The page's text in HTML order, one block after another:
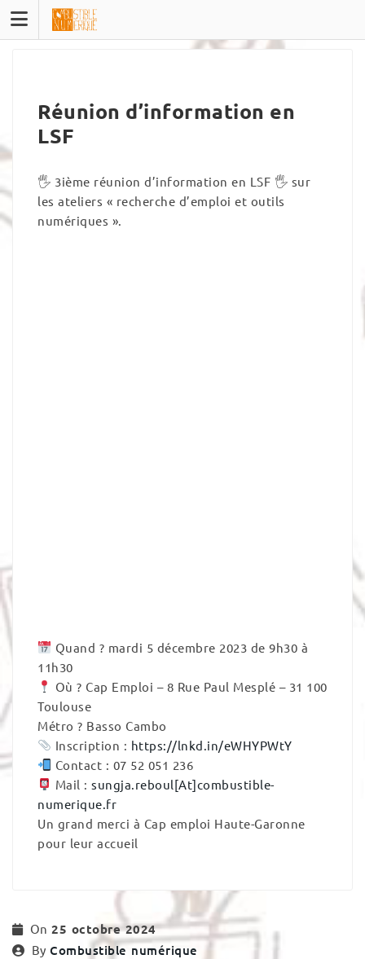
content
Réunion d’information en
LSF
🖐 3ième réunion d’information en LSF 🖐 sur
les ateliers « recherche d’emploi et outils
numériques ».
Quand ? mardi 5 décembre 2023 de 9h30 à
11h30
Où ? Cap Emploi – 8 Rue Paul Mesplé – 31 100
Toulouse
Métro ? Basso Cambo
Inscription : https://lnkd.in/eWHYPWtY
Contact : 07 52 051 236
Mail :sungja.reboul[At]combustible-
numerique.fr
Un grand merci à Cap emploi Haute-Garonne
pour leur accueil
On 25 octobre 2024
By Combustible numérique